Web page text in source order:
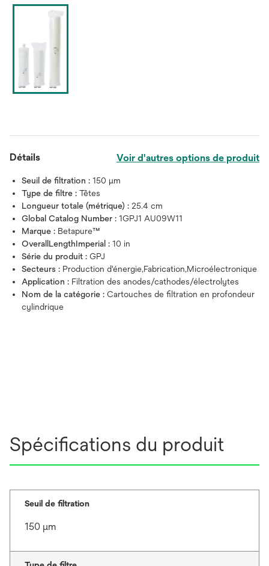
Détails Voir d'autres options de produit
Seuil de filtration : 150 μm
Type de filtre : Têtes
Longueur totale (métrique) : 25.4 cm
Global Catalog Number : 1GPJ1 AU09W11
Marque : Betapure™
OverallLengthImperial : 10 in
Série du produit : GPJ
Secteurs : Production d'énergie,Fabrication,Microélectronique
Application : Filtration des anodes/cathodes/électrolytes
Nom de la catégorie : Cartouches de filtration en profondeur
cylindrique
Spécifications du produit
Seuil de filtration
150 μm